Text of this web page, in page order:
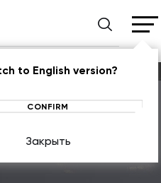
to English version?
CONFIRM
Закрыть